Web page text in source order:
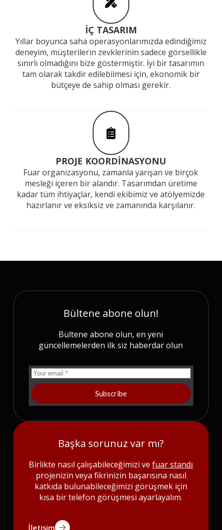
İÇ TASARIM
Yıllar boyunca saha operasyonlarımızda edindiğimiz
deneyim, müşterilerin zevklerinin sadece görsellikle
sınırlı olmadığını bize göstermiştir. İyi bir tasarımın
tam olarak takdir edilebilmesi için, ekonomik bir
bütçeye de sahip olması gerekir.
PROJE KOORDİNASYONU
Fuar organizasyonu, zamanla yarışan ve birçok
mesleği içeren bir alandır. Tasarımdan üretime
kadar tüm ihtiyaçlar, kendi ekibimiz ve atölyemizde
hazırlanır ve eksiksiz ve zamanında karşılanır.
Bültene abone olun!
Bültene abone olun, en yeni
güncellemelerden ilk siz haberdar olun
Subscribe
Başka sorunuz var mı?
Birlikte nasıl çalışabileceğimizi vefuar standı
projenizin veya fikrinizin başarısına nasıl
katkıda bulunabileceğimizi görüşmek için
kısa bir telefon görüşmesi ayarlayalım.
İletişim